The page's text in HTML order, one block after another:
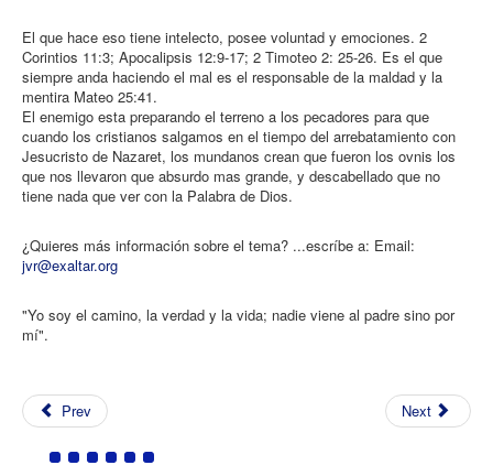
El que hace eso tiene intelecto, posee voluntad y emociones. 2
Corintios 11:3; Apocalipsis 12:9-17; 2 Timoteo 2: 25-26. Es el que
siempre anda haciendo el mal es el responsable de la maldad y la
mentira Mateo 25:41.
El enemigo esta preparando el terreno a los pecadores para que
cuando los cristianos salgamos en el tiempo del arrebatamiento con
Jesucristo de Nazaret, los mundanos crean que fueron los ovnis los
que nos llevaron que absurdo mas grande, y descabellado que no
tiene nada que ver con la Palabra de Dios.
¿Quieres más información sobre el tema? ...escríbe a: Email:
jvr@exaltar.org
"Yo soy el camino, la verdad y la vida; nadie viene al padre sino por
mí".
Prev Next